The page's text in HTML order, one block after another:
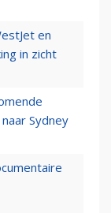
en
in zicht
Sydney